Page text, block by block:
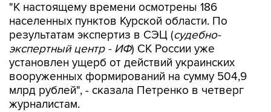
"К настоящему времени осмотрены 186
населенных пунктов Курской области. По
результатам экспертиз в СЭЦ (судебно-
экспертный центр - ИФ) СК России уже
установлен ущерб от действий украинских
вооруженных формирований на сумму 504,9
млрд рублей", - сказала Петренко в четверг
журналистам.